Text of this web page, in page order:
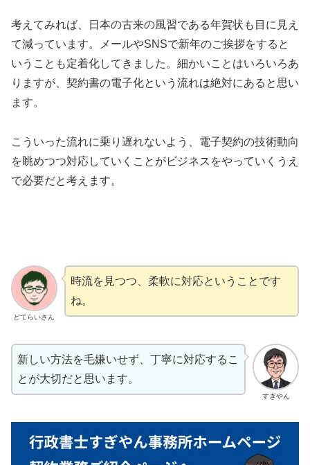
考えてみれば、日本の古来の風習である年賀状も目に見え
て減っています。メールやSNSで新年のご挨拶をすると
いうことも定着化してきました。細かいことはいろいろあ
りますが、契約書の電子化という流れは絶対にあると思い
ます。
こういった流れに乗り遅れないよう、電子契約の技術動向
を眺めつつ対応していくことがビジネスをやっていくうえ
で必要だと考えます。
どてらいさん
時流を見つつ、柔軟に対応ということです
ね。
すぎやん
新しい方法を毛嫌いせず、丁寧に対応するこ
とが大切だと思います。